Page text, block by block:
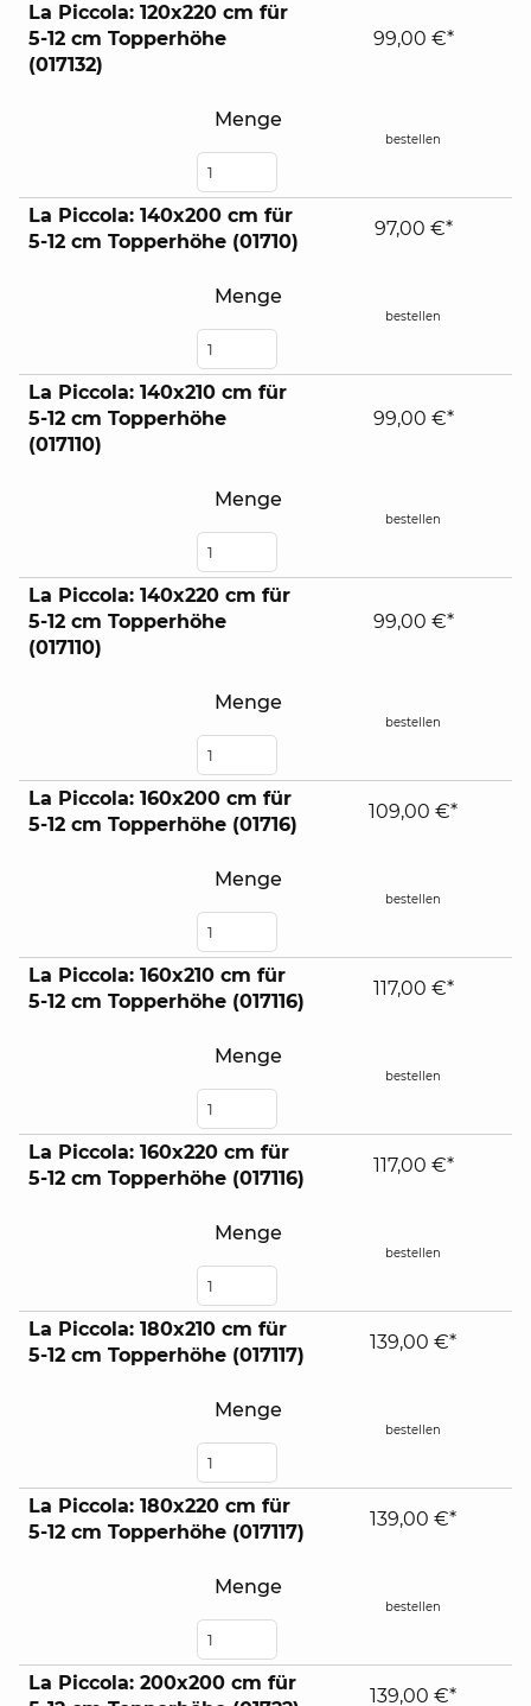
La Piccola: 120x220 cm für
5-12 cm Topperhöhe
(017132)
Menge
99,00 €*
bestellen
La Piccola: 140x200 cm für
5-12 cm Topperhöhe (01710)
Menge
97,00 €*
bestellen
La Piccola: 140x210 cm für
5-12 cm Topperhöhe
(017110)
Menge
99,00 €*
bestellen
La Piccola: 140x220 cm für
5-12 cm Topperhöhe
(017110)
Menge
99,00 €*
bestellen
La Piccola: 160x200 cm für
5-12 cm Topperhöhe (01716)
Menge
109,00 €*
bestellen
La Piccola: 160x210 cm für
5-12 cm Topperhöhe (017116)
Menge
117,00 €*
bestellen
La Piccola: 160x220 cm für
5-12 cm Topperhöhe (017116)
Menge
117,00 €*
bestellen
La Piccola: 180x210 cm für
5-12 cm Topperhöhe (017117)
Menge
139,00 €*
bestellen
La Piccola: 180x220 cm für
5-12 cm Topperhöhe (017117)
Menge
139,00 €*
bestellen
La Piccola: 200x200 cm für
139,00 €*